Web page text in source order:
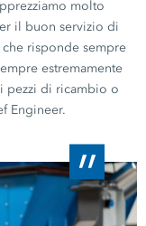
molto
il buon servizio di
risponde sempre
estremamente
pezzi di ricambio o
Engineer.